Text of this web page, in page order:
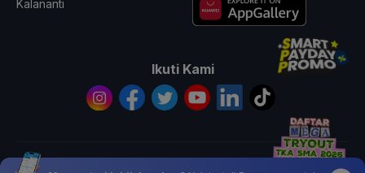
Kalananti
Ikuti Kami
© 2026 All Rights Reserved PT. Ruang Raya Indonesia